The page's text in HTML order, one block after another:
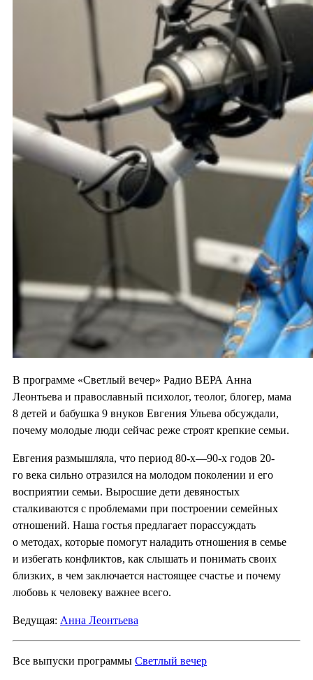
В программе «Светлый вечер» Радио ВЕРА Анна
Леонтьева и православный психолог, теолог, блогер, мама
8 детей и бабушка 9 внуков Евгения Ульева обсуждали,
почему молодые люди сейчас реже строят крепкие семьи.
Евгения размышляла, что период 80-х—90-х годов 20-
го века сильно отразился на молодом поколении и его
восприятии семьи. Выросшие дети девяностых
сталкиваются с проблемами при построении семейных
отношений. Наша гостья предлагает порассуждать
о методах, которые помогут наладить отношения в семье
и избегать конфликтов, как слышать и понимать своих
близких, в чем заключается настоящее счастье и почему
любовь к человеку важнее всего.
Ведущая: Анна Леонтьева
Все выпуски программы Светлый вечер